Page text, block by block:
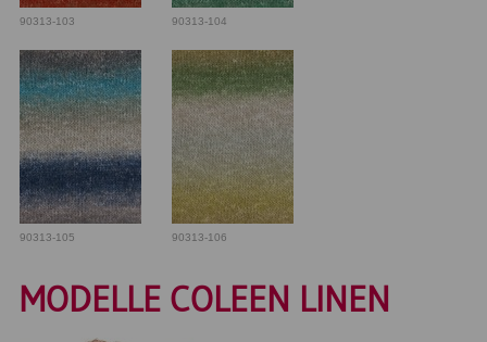
90313-103 90313-104
90313-105 90313-106
MODELLE COLEEN LINEN